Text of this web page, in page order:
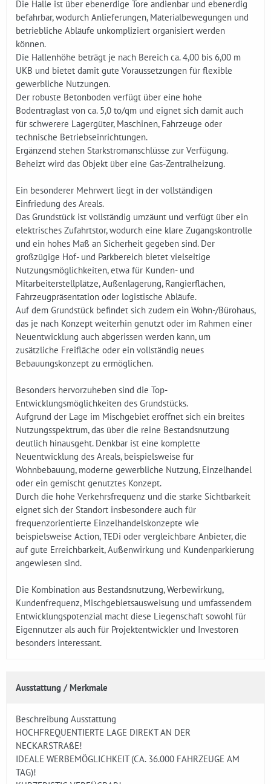
Die Halle ist über ebenerdige Tore andienbar und ebenerdig
befahrbar, wodurch Anlieferungen, Materialbewegungen und
betriebliche Abläufe unkompliziert organisiert werden
können.
Die Hallenhöhe beträgt je nach Bereich ca. 4,00 bis 6,00 m
UKB und bietet damit gute Voraussetzungen für flexible
gewerbliche Nutzungen.
Der robuste Betonboden verfügt über eine hohe
Bodentraglast von ca. 5,0 to/qm und eignet sich damit auch
für schwerere Lagergüter, Maschinen, Fahrzeuge oder
technische Betriebseinrichtungen.
Ergänzend stehen Starkstromanschlüsse zur Verfügung.
Beheizt wird das Objekt über eine Gas-Zentralheizung.
Ein besonderer Mehrwert liegt in der vollständigen
Einfriedung des Areals.
Das Grundstück ist vollständig umzäunt und verfügt über ein
elektrisches Zufahrtstor, wodurch eine klare Zugangskontrolle
und ein hohes Maß an Sicherheit gegeben sind. Der
großzügige Hof- und Parkbereich bietet vielseitige
Nutzungsmöglichkeiten, etwa für Kunden- und
Mitarbeiterstellplätze, Außenlagerung, Rangierflächen,
Fahrzeugpräsentation oder logistische Abläufe.
Auf dem Grundstück befindet sich zudem ein Wohn-/Bürohaus,
das je nach Konzept weiterhin genutzt oder im Rahmen einer
Neuentwicklung auch abgerissen werden kann, um
zusätzliche Freifläche oder ein vollständig neues
Bebauungskonzept zu ermöglichen.
Besonders hervorzuheben sind die Top-
Entwicklungsmöglichkeiten des Grundstücks.
Aufgrund der Lage im Mischgebiet eröffnet sich ein breites
Nutzungsspektrum, das über die reine Bestandsnutzung
deutlich hinausgeht. Denkbar ist eine komplette
Neuentwicklung des Areals, beispielsweise für
Wohnbebauung, moderne gewerbliche Nutzung, Einzelhandel
oder ein gemischt genutztes Konzept.
Durch die hohe Verkehrsfrequenz und die starke Sichtbarkeit
eignet sich der Standort insbesondere auch für
frequenzorientierte Einzelhandelskonzepte wie
beispielsweise Action, TEDi oder vergleichbare Anbieter, die
auf gute Erreichbarkeit, Außenwirkung und Kundenparkierung
angewiesen sind.
Die Kombination aus Bestandsnutzung, Werbewirkung,
Kundenfrequenz, Mischgebietsausweisung und umfassendem
Entwicklungspotenzial macht diese Liegenschaft sowohl für
Eigennutzer als auch für Projektentwickler und Investoren
besonders interessant.
Ausstattung / Merkmale
Beschreibung Ausstattung
HOCHFREQUENTIERTE LAGE DIREKT AN DER
NECKARSTRAßE!
IDEALE WERBEMÖGLICHKEIT (CA. 36.000 FAHRZEUGE AM
TAG)!